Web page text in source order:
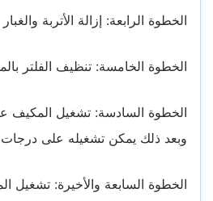
الخطوة الرابعة: إزالة الأتربة
الخطوة الخامسة: تنظيف الفلتر
الخطوة السادسة: تشغيل المكيف
وبعد ذلك يمكن تشغيله على درجات
الخطوة السابعة والأخيرة: تشغيل